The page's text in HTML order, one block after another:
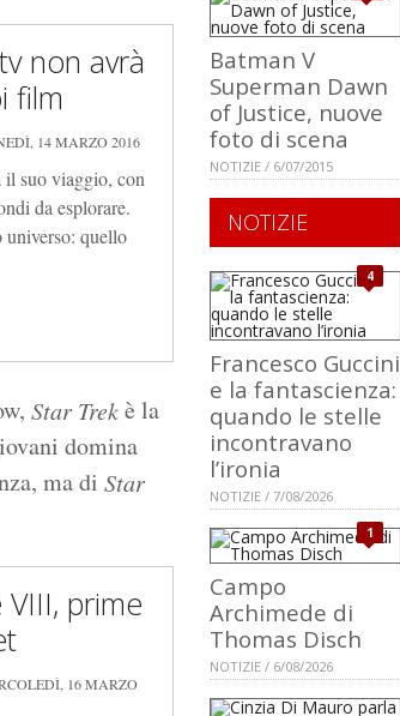
non avrà
film
14 MARZO 2016
il suo viaggio, con
da esplorare.
universo: quello
Star Trekè la
domina
ma di Star
prime
16 MARZO
Batman V
Superman Dawn
of Justice, nuove
foto di scena
NOTIZIE / 6/07/2015
NOTIZIE
4
Francesco Guccini
e la fantascienza:
quando le stelle
incontravano
l’ironia
NOTIZIE / 7/08/2026
1
Campo
Archimede di
Thomas Disch
NOTIZIE / 6/08/2026